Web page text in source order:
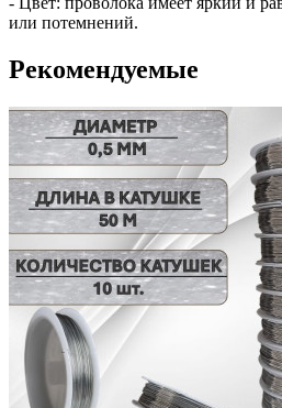
или потемнений.
Рекомендуемые